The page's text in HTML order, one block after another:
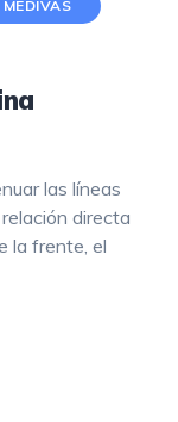
las líneas
directa
la frente, el